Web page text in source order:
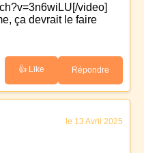
video]
ça devrait le faire
👍 Like Répondre
le 13 Avril 2025